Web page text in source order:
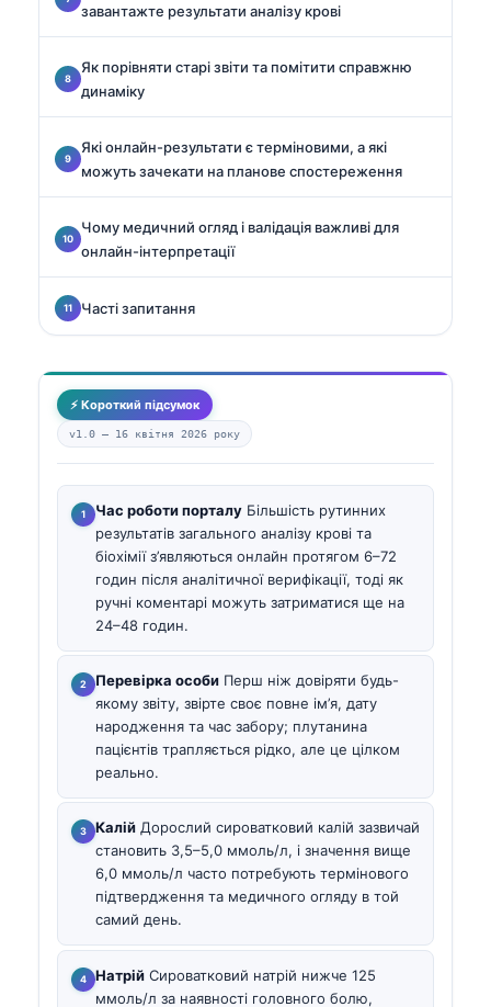
завантажте результати аналізу крові
Як порівняти старі звіти та помітити справжню
динаміку
Які онлайн-результати є терміновими, а які
можуть зачекати на планове спостереження
Чому медичний огляд і валідація важливі для
онлайн-інтерпретації
Часті запитання
⚡ Короткий підсумок
v1.0 — 16 квітня 2026 року
Час роботи порталу Більшість рутинних
результатів загального аналізу крові та
біохімії з’являються онлайн протягом 6–72
годин після аналітичної верифікації, тоді як
ручні коментарі можуть затриматися ще на
24–48 годин.
Перевірка особи Перш ніж довіряти будь-
якому звіту, звірте своє повне ім’я, дату
народження та час забору; плутанина
пацієнтів трапляється рідко, але це цілком
реально.
Калій Дорослий сироватковий калій зазвичай
становить 3,5–5,0 ммоль/л, і значення вище
6,0 ммоль/л часто потребують термінового
підтвердження та медичного огляду в той
самий день.
Натрій Сироватковий натрій нижче 125
ммоль/л за наявності головного болю,